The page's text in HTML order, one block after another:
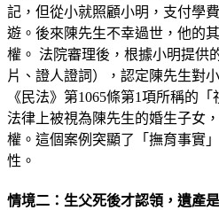
記，但從小就照顧小明，支付學
遊。後來陳先生不幸過世，他的
權。 法院審理後，根據小明提供
片、證人證詞），認定陳先生對
《民法》第1065條第1項所稱的
法律上被視為陳先生的婚生子女
權。這個案例突顯了「撫育事實
性。
情境二：生父死後才認領，遺產